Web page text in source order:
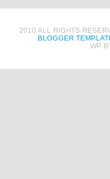
2010 ALL RIGHTS
BLOGGER
WP